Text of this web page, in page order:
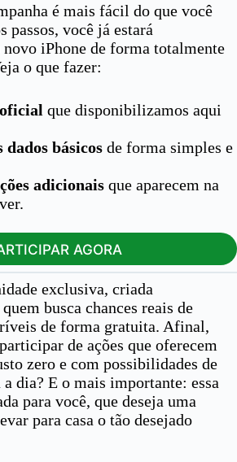
é mais fácil do que você
passos, você já estará
novo iPhone de forma totalmente
o que fazer:
que disponibilizamos aqui
dados básicos de forma simples e
adicionais que aparecem na
AGORA
exclusiva, criada
busca chances reais de
de forma gratuita. Afinal,
de ações que oferecem
zero e com possibilidades de
dia? E o mais importante: essa
para você, que deseja uma
para casa o tão desejado